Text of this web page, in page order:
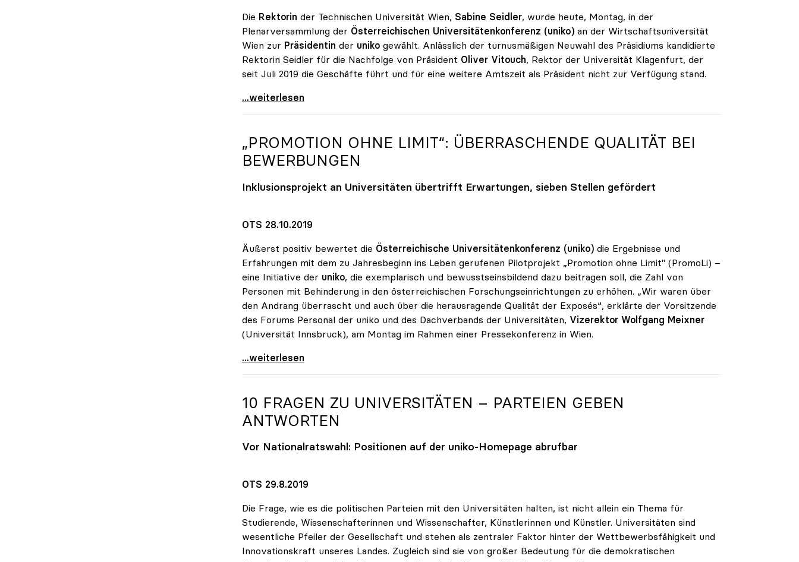
Die Rektorin der Technischen Universität Wien, Sabine Seidler, wurde heute, Montag, in der
Plenarversammlung der Österreichischen Universitätenkonferenz (uniko) an der Wirtschaftsuniversität
Wien zur Präsidentin der uniko gewählt. Anlässlich der turnusmäßigen Neuwahl des Präsidiums kandidierte
Rektorin Seidler für die Nachfolge von Präsident Oliver Vitouch, Rektor der Universität Klagenfurt, der
seit Juli 2019 die Geschäfte führt und für eine weitere Amtszeit als Präsident nicht zur Verfügung stand.
Sabine Seidler zur Präsidentin der uniko gewählt
...weiterlesen
„PROMOTION OHNE LIMIT“: ÜBERRASCHENDE QUALITÄT BEI
BEWERBUNGEN
Inklusionsprojekt an Universitäten übertrifft Erwartungen, sieben Stellen gefördert
OTS 28.10.2019
Äußerst positiv bewertet die Österreichische Universitätenkonferenz (uniko) die Ergebnisse und
Erfahrungen mit dem zu Jahresbeginn ins Leben gerufenen Pilotprojekt „Promotion ohne Limit" (PromoLi) –
eine Initiative der uniko, die exemplarisch und bewusstseinsbildend dazu beitragen soll, die Zahl von
Personen mit Behinderung in den österreichischen Forschungseinrichtungen zu erhöhen. „Wir waren über
den Andrang überrascht und auch über die herausragende Qualität der Exposés“, erklärte der Vorsitzende
des Forums Personal der uniko und des Dachverbands der Universitäten, Vizerektor Wolfgang Meixner
(Universität Innsbruck), am Montag im Rahmen einer Pressekonferenz in Wien.
„Promotion ohne Limit“: Überraschende Qualität bei
...weiterlesen
10 FRAGEN ZU UNIVERSITÄTEN – PARTEIEN GEBEN
ANTWORTEN
Vor Nationalratswahl: Positionen auf der uniko-Homepage abrufbar
OTS 29.8.2019
Die Frage, wie es die politischen Parteien mit den Universitäten halten, ist nicht allein ein Thema für
Studierende, Wissenschafterinnen und Wissenschafter, Künstlerinnen und Künstler. Universitäten sind
wesentliche Pfeiler der Gesellschaft und stehen als zentraler Faktor hinter der Wettbewerbsfähigkeit und
Innovationskraft unseres Landes. Zugleich sind sie von großer Bedeutung für die demokratischen